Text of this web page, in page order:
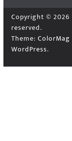
Copyright © 2026
reserved.
Theme: ColorMag
WordPress.